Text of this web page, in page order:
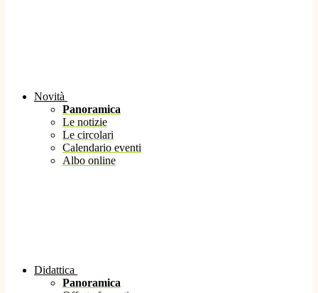
Novità
Panoramica
Le notizie
Le circolari
Calendario eventi
Albo online
Didattica
Panoramica